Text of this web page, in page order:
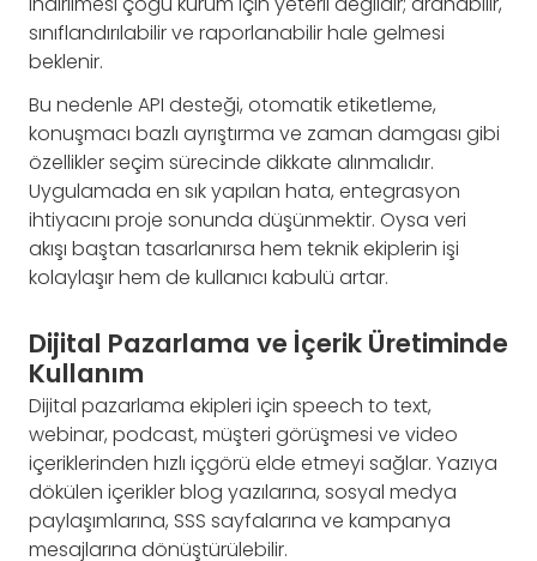
sınıflandırılabilir ve raporlanabilir hale gelmesi
beklenir.
Bu nedenle API desteği, otomatik etiketleme,
konuşmacı bazlı ayrıştırma ve zaman damgası gibi
özellikler seçim sürecinde dikkate alınmalıdır.
Uygulamada en sık yapılan hata, entegrasyon
ihtiyacını proje sonunda düşünmektir. Oysa veri
akışı baştan tasarlanırsa hem teknik ekiplerin işi
kolaylaşır hem de kullanıcı kabulü artar.
Dijital Pazarlama ve İçerik Üretiminde
Kullanım
Dijital pazarlama ekipleri için speech to text,
webinar, podcast, müşteri görüşmesi ve video
içeriklerinden hızlı içgörü elde etmeyi sağlar. Yazıya
dökülen içerikler blog yazılarına, sosyal medya
paylaşımlarına, SSS sayfalarına ve kampanya
mesajlarına dönüştürülebilir.